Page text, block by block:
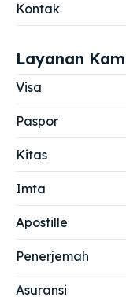
Kontak
Layanan
Visa
Paspor
Kitas
Imta
Apostille
Penerjemah
Asuransi